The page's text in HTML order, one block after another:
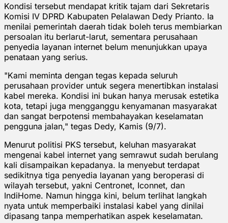
Kondisi tersebut mendapat kritik tajam dari Sekretaris
Komisi IV DPRD Kabupaten Pelalawan Dedy Prianto. Ia
menilai pemerintah daerah tidak boleh terus membiarkan
persoalan itu berlarut-larut, sementara perusahaan
penyedia layanan internet belum menunjukkan upaya
penataan yang serius.
"Kami meminta dengan tegas kepada seluruh
perusahaan provider untuk segera menertibkan instalasi
kabel mereka. Kondisi ini bukan hanya merusak estetika
kota, tetapi juga mengganggu kenyamanan masyarakat
dan sangat berpotensi membahayakan keselamatan
pengguna jalan," tegas Dedy, Kamis (9/7).
Menurut politisi PKS tersebut, keluhan masyarakat
mengenai kabel internet yang semrawut sudah berulang
kali disampaikan kepadanya. Ia menyebut terdapat
sedikitnya tiga penyedia layanan yang beroperasi di
wilayah tersebut, yakni Centronet, Iconnet, dan
IndiHome. Namun hingga kini, belum terlihat langkah
nyata untuk memperbaiki instalasi kabel yang dinilai
dipasang tanpa memperhatikan aspek keselamatan.